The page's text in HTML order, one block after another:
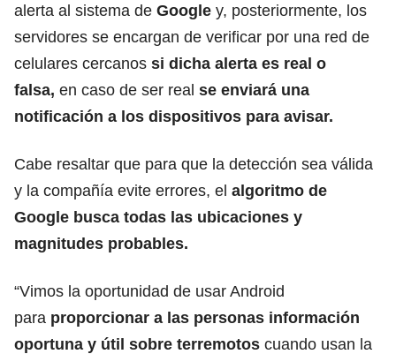
alerta al sistema de Google y, posteriormente, los
servidores se encargan de verificar por una red de
celulares cercanos si dicha alerta es real o
falsa, en caso de ser real se enviará una
notificación a los dispositivos para avisar.
Cabe resaltar que para que la detección sea válida
y la compañía evite errores, el algoritmo de
Google busca todas las ubicaciones y
magnitudes probables.
“Vimos la oportunidad de usar Android
para proporcionar a las personas información
oportuna y útil sobre terremotos cuando usan la